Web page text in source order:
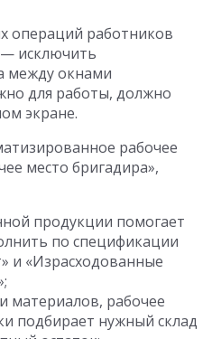
операций работников
— исключить
между окнами
для работы, должно
экране.
рабочее
место бригадира»,
продукции помогает
по спецификации
и «Израсходованные
материалов, рабочее
подбирает нужный склад